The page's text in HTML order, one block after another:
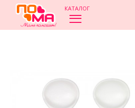
КАТАЛОГ